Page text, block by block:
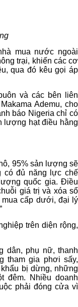
mua nước ngoài
trại, khiến các cơ
qua đó kêu gọi áp
và các bên liên
Ademu, cho
báo Nigeria chỉ có
lượng hạt điều hằng
95% sản lượng sẽ
có đủ năng lực chế
quốc gia. Điều
giá trị và xóa sổ
mua cấp dưới, đại lý
trên diện rộng,
dân, phụ nữ, thanh
tham gia phơi sấy,
bị dừng, những
đêm. Nhiều doanh
phải đóng cửa vì